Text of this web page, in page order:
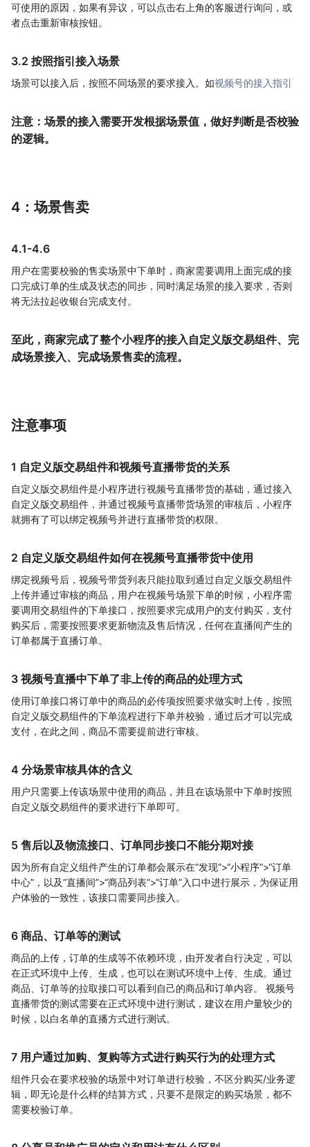
可使用的原因，如果有异议，可以点击右上角的客服进行询问，或
者点击重新审核按钮。
3.2 按照指引接入场景
场景可以接入后，按照不同场景的要求接入。如视频号的接入指引
注意：场景的接入需要开发根据场景值，做好判断是否校验
的逻辑。
4：场景售卖
4.1-4.6
用户在需要校验的售卖场景中下单时，商家需要调用上面完成的接
口完成订单的生成及状态的同步，同时满足场景的接入要求，否则
将无法拉起收银台完成支付。
至此，商家完成了整个小程序的接入自定义版交易组件、完
成场景接入、完成场景售卖的流程。
注意事项
1 自定义版交易组件和视频号直播带货的关系
自定义版交易组件是小程序进行视频号直播带货的基础，通过接入
自定义版交易组件，并通过视频号直播带货场景的审核后，小程序
就拥有了可以绑定视频号并进行直播带货的权限。
2 自定义版交易组件如何在视频号直播带货中使用
绑定视频号后，视频号带货列表只能拉取到通过自定义版交易组件
上传并通过审核的商品，用户在视频号场景下单的时候，小程序需
要调用交易组件的下单接口，按照要求完成用户的支付购买，支付
购买后，需要按照要求更新物流及售后情况，任何在直播间产生的
订单都属于直播订单。
3 视频号直播中下单了非上传的商品的处理方式
使用订单接口将订单中的商品的必传项按照要求做实时上传，按照
自定义版交易组件的下单流程进行下单并校验，通过后才可以完成
支付，在此之间，商品不需要提前进行审核。
4 分场景审核具体的含义
用户只需要上传该场景中使用的商品，并且在该场景中下单时按照
自定义版交易组件的要求进行下单即可。
5 售后以及物流接口、订单同步接口不能分期对接
因为所有自定义组件产生的订单都会展示在“发现”>“小程序”>“订单
中心”，以及“直播间”>“商品列表”>“订单”入口中进行展示，为保证用
户体验的一致性，该接口需要同步接入。
6 商品、订单等的测试
商品的上传，订单的生成等不依赖环境，由开发者自行决定，可以
在正式环境中上传、生成，也可以在测试环境中上传、生成。通过
商品、订单等的拉取接口可以看到自己的商品和订单内容。 视频号
直播带货的测试需要在正式环境中进行测试，建议在用户量较少的
时候，以白名单的直播方式进行测试。
7 用户通过加购、复购等方式进行购买行为的处理方式
组件只会在要求校验的场景中对订单进行校验，不区分购买/业务逻
辑，即无论是什么样的结算方式，只要不是限定的购买场景，都不
需要校验订单。